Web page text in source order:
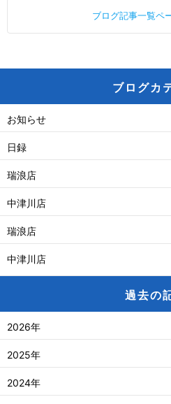
ブログ記事一覧ペ
ブログカ
お知らせ
日録
瑞浪店
中津川店
瑞浪店
中津川店
過去の
2026年
2025年
2024年